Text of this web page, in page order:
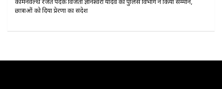
छात्राओं को दिया प्रेरणा का संदेश